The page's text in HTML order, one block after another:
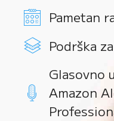
Pametan
Podrška
Glasovno
Amazon